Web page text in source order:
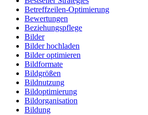
Betreffzeilen-Optimierung
Bewertungen
Beziehungspflege
Bilder
Bilder hochladen
Bilder optimieren
Bildformate
Bildgrößen
Bildnutzung
Bildoptimierung
Bildorganisation
Bildung